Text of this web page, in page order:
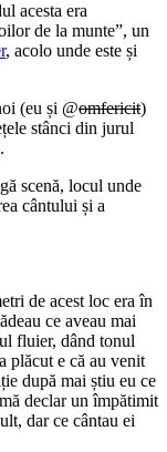
acesta era
de la munte”, un
, acolo unde este și
(eu și @omfericit)
stânci din jurul
scenă, locul unde
cântului și a
de acest loc era în
ce aveau mai
fluier, dând tonul
plăcut e că au venit
după mai știu eu ce
declar un împătimit
dar ce cântau ei